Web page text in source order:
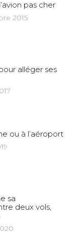
pas cher
2015
alléger ses
ou à l’aéroport
sa
deux vols,